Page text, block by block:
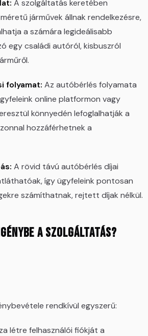
A szolgáltatás keretében
járművek állnak rendelkezésre,
a számára legideálisabb
egy családi autóról, kisbuszról
folyamat: Az autóbérlés folyamata
online platformon vagy
könnyedén lefoglalhatják a
hozzáférhetnek a
A rövid távú autóbérlés díjai
így ügyfeleink pontosan
számíthatnak, rejtett díjak nélkül.
a szolgáltatás?
rendkívül egyszerű:
létre felhasználói fiókját a